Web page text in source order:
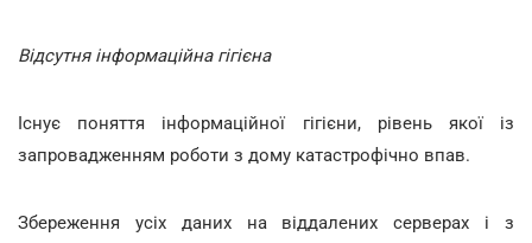
Відсутня інформаційна гігієна
Існує поняття інформаційної гігієни, рівень якої із
запровадженням роботи з дому катастрофічно впав.
Збереження усіх даних на віддалених серверах і з